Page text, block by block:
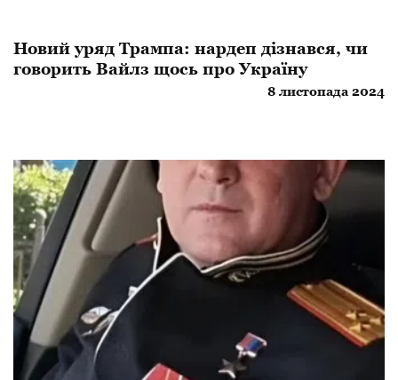
Новий уряд Трампа: нардеп дізнався, чи
говорить Вайлз щось про Україну
8 листопада 2024